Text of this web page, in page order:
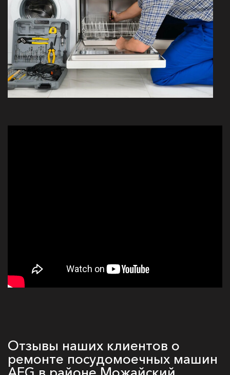
Отзывы наших клиентов о
ремонте посудомоечных машин